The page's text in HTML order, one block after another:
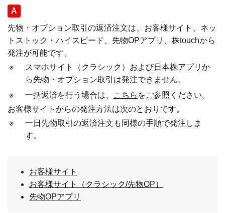
回答
先物・オプション取引の返済注文は、お客様サイト、ネッ
トストック・ハイスピード、先物OPアプリ、株touchから
発注が可能です。
※
スマホサイト（クラシック）および日本株アプリか
ら先物・オプション取引は発注できません。
※
一括返済を行う場合は、 こちら をご参照ください。
お客様サイトからの発注方法は次のとおりです。
※
一日先物取引の返済注文も同様の手順で発注しま
す。
お客様サイト
お客様サイト（クラシック/先物OP）
先物OPアプリ